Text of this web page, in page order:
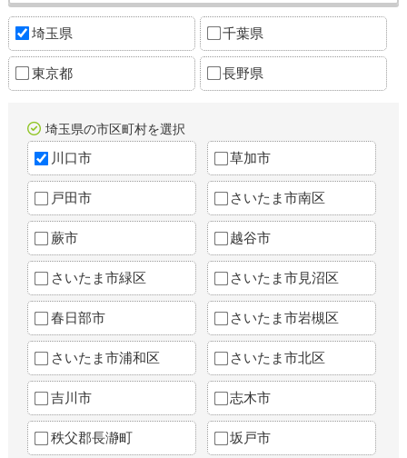
埼玉県 千葉県
東京都 長野県
埼玉県の市区町村を選択
川口市 草加市
戸田市 さいたま市南区
蕨市 越谷市
さいたま市緑区 さいたま市見沼区
春日部市 さいたま市岩槻区
さいたま市浦和区 さいたま市北区
吉川市 志木市
秩父郡長瀞町 坂戸市